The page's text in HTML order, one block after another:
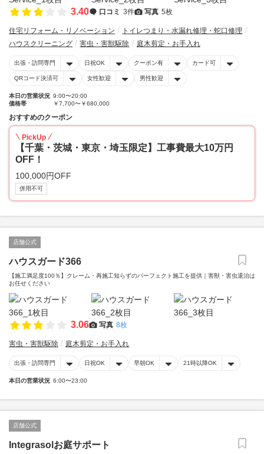
3.40 口コミ 3件 写真 5枚
住宅リフォーム・リノベーション
トイレつまり・水漏れ修理・蛇口修理
ハウスクリーニング
害虫・害獣駆除 庭木剪定・お手入れ
出張・訪問専門 日祝OK クーポン有 カード可
QRコード決済可 女性歓迎 男性歓迎
本日の営業状況 9:00〜20:00
価格帯
￥7,700〜￥680,000
おすすめのクーポン
PickUp
【千葉・茨城・東京・埼玉限定】工事費最大10万円
OFF！
100,000円OFF
併用不可
店舗公式
ハウスガード366
【施工満足度100％】クレーム・再施工知らずのパーフェクト施工を提供｜害獣・害虫退治は
お任せください
3.06 写真 8枚
害虫・害獣駆除 庭木剪定・お手入れ
出張・訪問専門 日祝OK 早朝OK 21時以降OK
本日の営業状況 6:00〜23:00
店舗公式
Integrasolお庭サポート